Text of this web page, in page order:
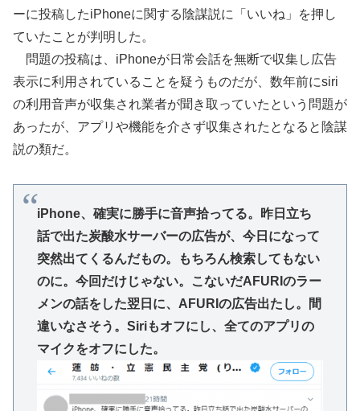
ーに投稿したiPhoneに関する陰謀説に「いいね」を押し
ていたことが判明した。
問題の投稿は、iPhoneが日常会話を無断で収集し広告
表示に利用されていることを疑うものだが、数年前にsiri
の利用音声が収集され業者が聞き取っていたという問題が
あったが、アプリや機能を介さず収集されたとなると陰謀
説の類だ。
iPhone、確実に勝手に音声拾ってる。昨日立ち
話で出た炭酸水サーバーの広告が、今日になって
突然出てくるんだもの。もちろん検索してもない
のに。今回だけじゃない。こないだAFURIのラー
メンの話をした翌日に、AFURIの広告出たし。間
違いなさそう。Siriもオフにし、全てのアプリの
マイクをオフにした。